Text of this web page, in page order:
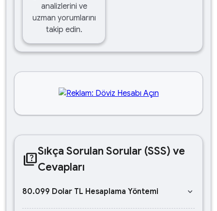
analizlerini ve
uzman yorumlarını
takip edin.
quizSıkça Sorulan Sorular (SSS) ve
Cevapları
80.099 Dolar TL Hesaplama Yöntemi keyboard_arrow_down